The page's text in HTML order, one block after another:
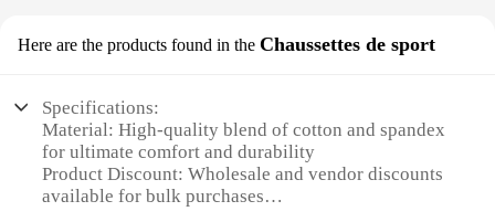
Here are the products found in the Chaussettes de sport
Specifications:
Material: High-quality blend of cotton and spandex
for ultimate comfort and durability
Product Discount: Wholesale and vendor discounts
available for bulk purchases